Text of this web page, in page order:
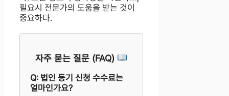
필요시 전문가의 도움을 받는 것이
중요하다.
자주 묻는 질문 (FAQ)
Q: 법인 등기 신청 수수료는
얼마인가요?